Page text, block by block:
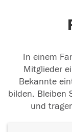
In einem
Mitglieder
Bekannte
bilden. Bleiben
und